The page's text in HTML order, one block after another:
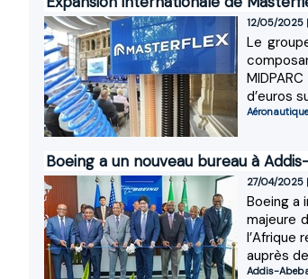
12/05/2025 |
Le
d’euros
Aéronautique
Boeing a un nouveau bureau à
27/04/2025 |
Boeing a
majeure
l’Afrique
auprès
Addis-